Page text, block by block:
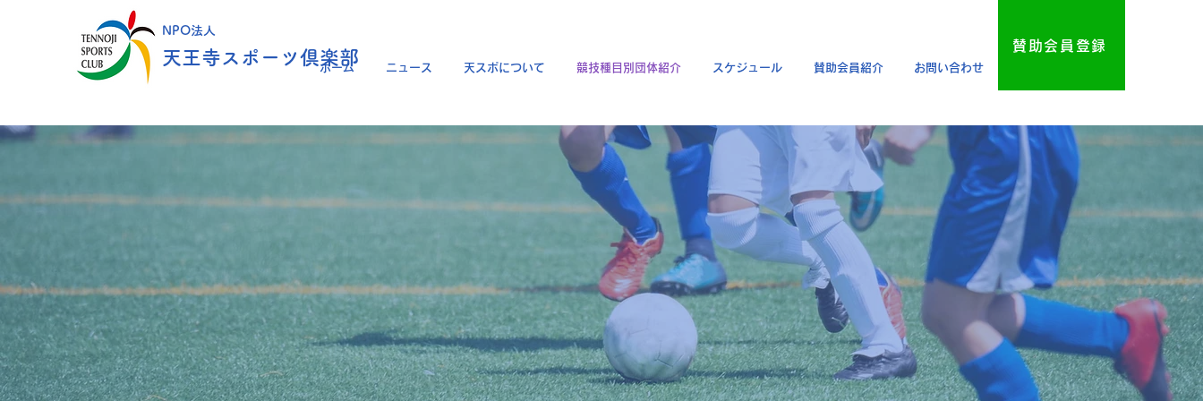
NPO法人
天王寺スポーツ倶楽部
ホーム ニュース 天スポについて 競技種目別団体紹介 スケジュール 賛助会員紹介 お問い合わせ
賛助会員登録